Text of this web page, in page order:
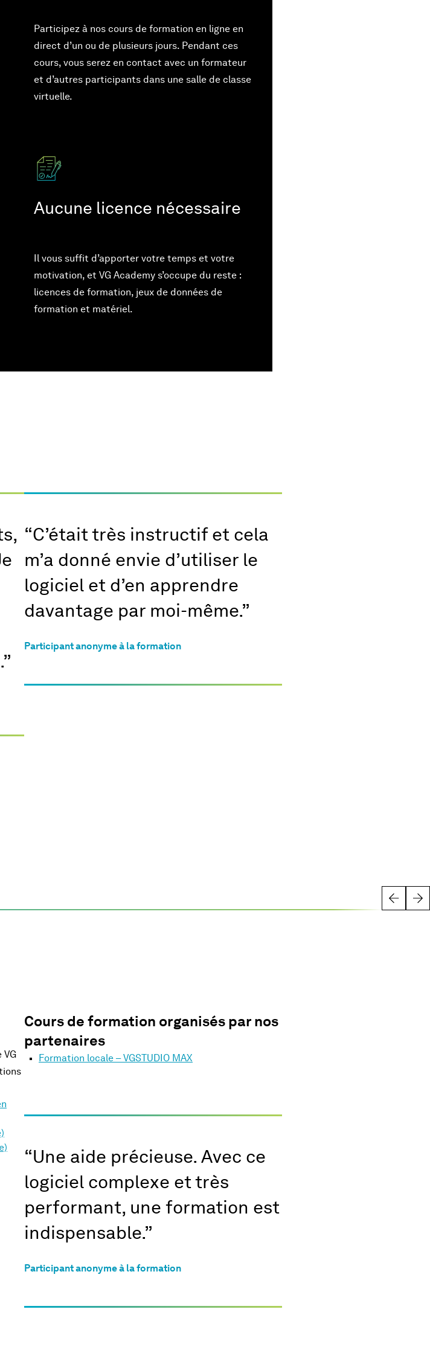
Participez à nos cours de formation en ligne en
direct d’un ou de plusieurs jours. Pendant ces
cours, vous serez en contact avec un formateur
et d’autres participants dans une salle de classe
virtuelle.
Aucune licence nécessaire
Il vous suffit d’apporter votre temps et votre
motivation, et VG Academy s’occupe du reste :
licences de formation, jeux de données de
formation et matériel.
“ C’était très instructif et cela
m’a donné envie d’utiliser le
logiciel et d’en apprendre
davantage par moi-même.”
Participant anonyme à la formation
VG
Cours de formation organisés par nos
partenaires
Formation locale – VGSTUDIO MAX
“ Une aide précieuse. Avec ce
logiciel complexe et très
performant, une formation est
indispensable.”
Participant anonyme à la formation